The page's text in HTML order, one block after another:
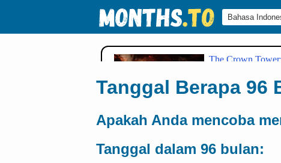
Tanggal Berapa 96
Apakah Anda mencoba
Tanggal dalam 96 bulan: